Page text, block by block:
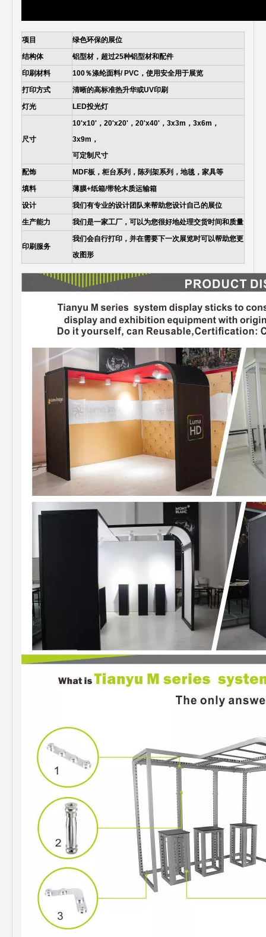
项目
绿色环保的展位
结构体
铝型材，超过25种铝型材和配件
印刷材料
100％涤纶面料/ PVC，使用安全用于展览
打印方式
清晰的高标准热升华或UV印刷
灯光
LED投光灯
尺寸
10'x10'，20'x20'，20'x40'，3x3m，3x6m，
3x9m，
可定制尺寸
配饰
MDF板，柜台系列，陈列架系列，地毯，家具等
填料
薄膜+纸箱/带轮木质运输箱
设计
我们有专业的设计团队来帮助您设计自己的展位
生产能力
我们是一家工厂，可以为您很好地处理交货时间和质量
印刷服务
我们会自行打印，并在需要下一次展览时可以帮助您更
改图形